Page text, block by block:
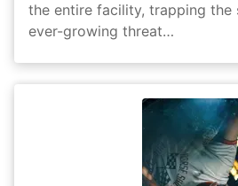
the entire facility, trapping the
ever-growing threat…